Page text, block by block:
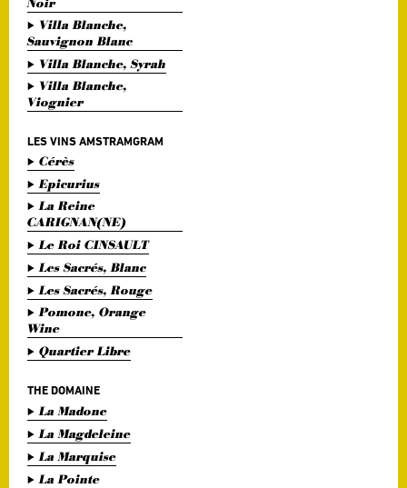
Villa Blanche,
Sauvignon Blanc
Villa Blanche, Syrah
Villa Blanche,
Viognier
LES VINS AMSTRAMGRAM
Cérès
Epicurius
La Reine
CARIGNAN(NE)
Le Roi CINSAULT
Les Sacrés, Blanc
Les Sacrés, Rouge
Pomone, Orange
Wine
Quartier Libre
THE DOMAINE
La Madone
La Magdeleine
La Marquise
La Pointe